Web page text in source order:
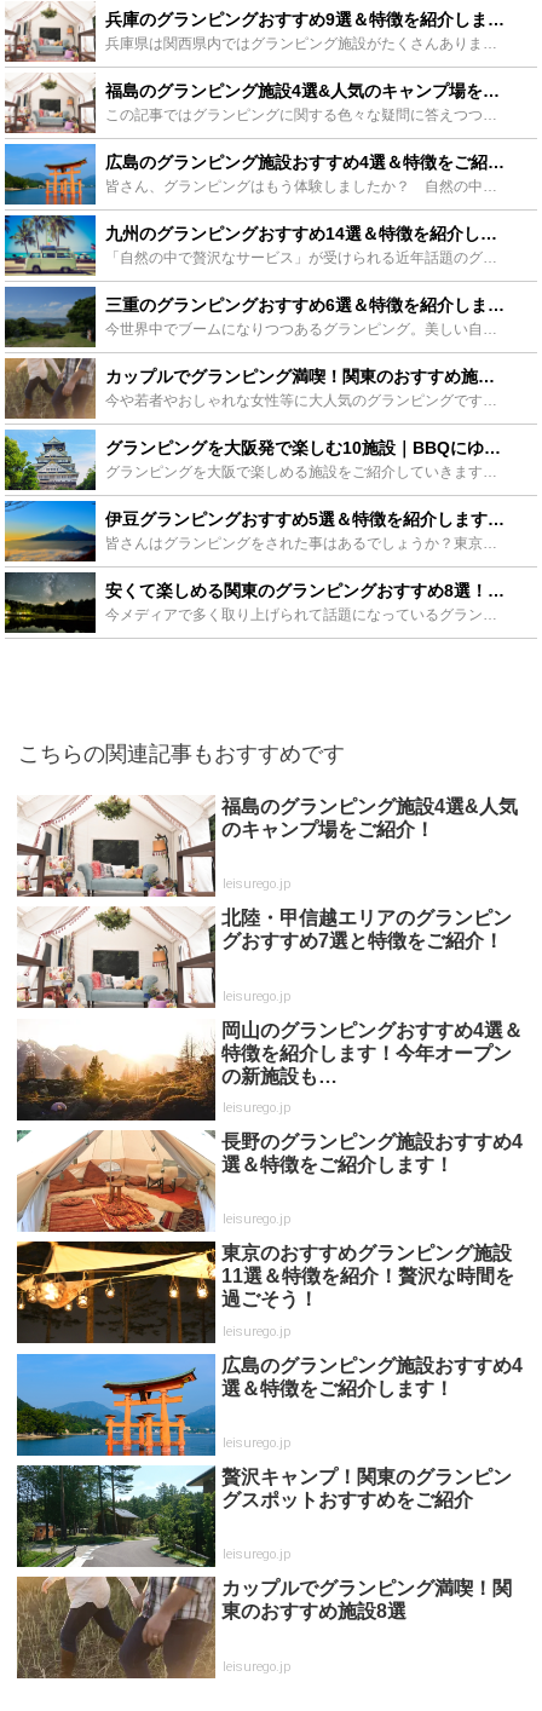
兵庫のグランピングおすすめ9選＆特徴を紹介します！贅沢な時間を過ごそう！ - Leisurego(レジャーゴー)
兵庫県は関西県内ではグランピング施設がたくさんあります。大阪・四国・広島方面などからのアクセスが便利で海と山の豊かな自然が広がる兵庫県のグランピングを楽しみませんか？道具や食材の準備もいらず、全てお...
福島のグランピング施設4選&人気のキャンプ場をご紹介！ - Leisurego(レジャーゴー)
この記事ではグランピングに関する色々な疑問に答えつつ、福島のグランピング施設の魅力をご紹介しています。グランピングに興味はあるけど実際には中々行動できていないといった方々には、福島での贅沢なグランピ...
広島のグランピング施設おすすめ4選＆特徴をご紹介します！ - Leisurego(レジャーゴー)
皆さん、グランピングはもう体験しましたか？ 自然の中にいながらホテルのように快適な空間で過ごすキャンプスタイルです。でも、できるのは東京だけの話だと思っていませんか？ いえいえ、地方でもグランピング...
九州のグランピングおすすめ14選＆特徴を紹介します！贅沢な時間を過ごそう！ - Leisurego(レジャーゴー)
「自然の中で贅沢なサービス」が受けられる近年話題のグランピング。準備も少なく、設営などの手間もいらずにゆっくり楽しめるのも魅力です。この記事では、九州のグランビングスポット14選と特徴紹介します。自...
三重のグランピングおすすめ6選＆特徴を紹介します！贅沢な時間を過ごそう！ - Leisurego(レジャーゴー)
今世界中でブームになりつつあるグランピング。美しい自然に恵まれた三重県でもグランピングが楽しめる施設があります。キャンプ場に併設されたグランピングテントから、ホテル宿泊の極上グランピングパッケージま...
カップルでグランピング満喫！関東のおすすめ施設8選 - Leisurego(レジャーゴー)
今や若者やおしゃれな女性等に大人気のグランピングですが、グループや家族でわいわい、大人数で楽しむものだと思ってませんか？実はグランピングはカップルにもおすすめなんです。旅館でお泊りも素敵ですがグラン...
グランピングを大阪発で楽しむ10施設｜BBQにゆったり宿泊！近郊のおすすめも - Leisurego(レジャーゴー)
グランピングを大阪で楽しめる施設をご紹介していきます。大阪のグランピングは美味しい料理を中心に、宿泊できるところはその分とても豪華で他とは違ったグランピング体験ができるのが最大の魅力！今回は特別に大...
伊豆グランピングおすすめ5選＆特徴を紹介します！贅沢な時間を過ごそう！ - Leisurego(レジャーゴー)
皆さんはグランピングをされた事はあるでしょうか？東京から日帰りでいけるリゾート地、伊豆には豪華なグランピング施設が沢山あります。すでにグランピングの魅力にはまっている方にも、グランピングを聞いた事が...
安くて楽しめる関東のグランピングおすすめ8選！リーズナブルに贅沢な時間を過ごそう！ - Leisurego(レジャーゴー)
今メディアで多く取り上げられて話題になっているグランピングですが、そもそもグランピングとはなんなのでしょうか？温泉で有名な群馬県でのグランピングのおすすめとその魅力を紹介していきます。これからグラン...
こちらの関連記事もおすすめです
福島のグランピング施設4選&人気
のキャンプ場をご紹介！
leisurego.jp
北陸・甲信越エリアのグランピン
グおすすめ7選と特徴をご紹介！
leisurego.jp
岡山のグランピングおすすめ4選＆
特徴を紹介します！今年オープン
の新施設も…
leisurego.jp
長野のグランピング施設おすすめ4
選＆特徴をご紹介します！
leisurego.jp
東京のおすすめグランピング施設
11選＆特徴を紹介！贅沢な時間を
過ごそう！
leisurego.jp
広島のグランピング施設おすすめ4
選＆特徴をご紹介します！
leisurego.jp
贅沢キャンプ！関東のグランピン
グスポットおすすめをご紹介
leisurego.jp
カップルでグランピング満喫！関
東のおすすめ施設8選
leisurego.jp